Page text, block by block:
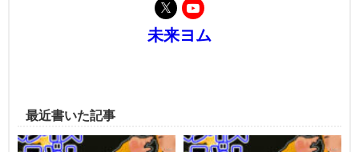
未来ヨム
最近書いた記事